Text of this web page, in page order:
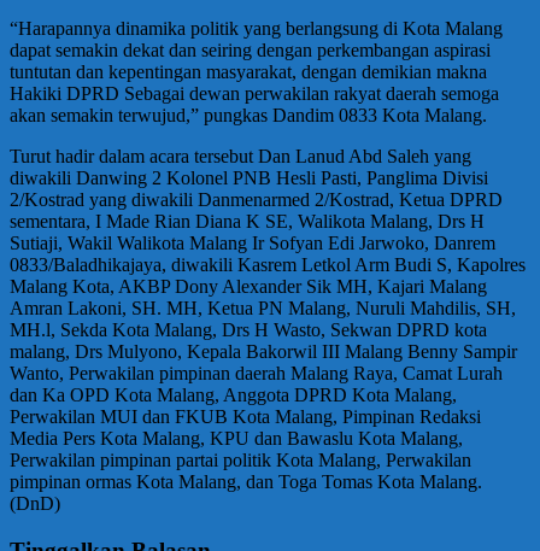
“Harapannya dinamika politik yang berlangsung di Kota Malang
dapat semakin dekat dan seiring dengan perkembangan aspirasi
tuntutan dan kepentingan masyarakat, dengan demikian makna
Hakiki DPRD Sebagai dewan perwakilan rakyat daerah semoga
akan semakin terwujud,” pungkas Dandim 0833 Kota Malang.
Turut hadir dalam acara tersebut Dan Lanud Abd Saleh yang
diwakili Danwing 2 Kolonel PNB Hesli Pasti, Panglima Divisi
2/Kostrad yang diwakili Danmenarmed 2/Kostrad, Ketua DPRD
sementara, I Made Rian Diana K SE, Walikota Malang, Drs H
Sutiaji, Wakil Walikota Malang Ir Sofyan Edi Jarwoko, Danrem
0833/Baladhikajaya, diwakili Kasrem Letkol Arm Budi S, Kapolres
Malang Kota, AKBP Dony Alexander Sik MH, Kajari Malang
Amran Lakoni, SH. MH, Ketua PN Malang, Nuruli Mahdilis, SH,
MH.l, Sekda Kota Malang, Drs H Wasto, Sekwan DPRD kota
malang, Drs Mulyono, Kepala Bakorwil III Malang Benny Sampir
Wanto, Perwakilan pimpinan daerah Malang Raya, Camat Lurah
dan Ka OPD Kota Malang, Anggota DPRD Kota Malang,
Perwakilan MUI dan FKUB Kota Malang, Pimpinan Redaksi
Media Pers Kota Malang, KPU dan Bawaslu Kota Malang,
Perwakilan pimpinan partai politik Kota Malang, Perwakilan
pimpinan ormas Kota Malang, dan Toga Tomas Kota Malang.
(DnD)